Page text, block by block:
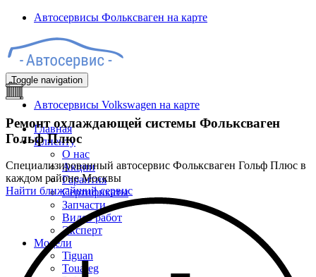
Автосервисы Фольксваген на карте
Toggle navigation
Автосервисы Volkswagen на карте
Главная
Клиенту
О нас
Акции
Гарантия
Сертификаты
Запчасти
Видео работ
Эксперт
Модели
Tiguan
Touareg
Ремонт охлаждающей системы Фольксваген
Гольф Плюс
Специализированный автосервис Фольксваген Гольф Плюс в
каждом районе Москвы
Найти ближайший сервис